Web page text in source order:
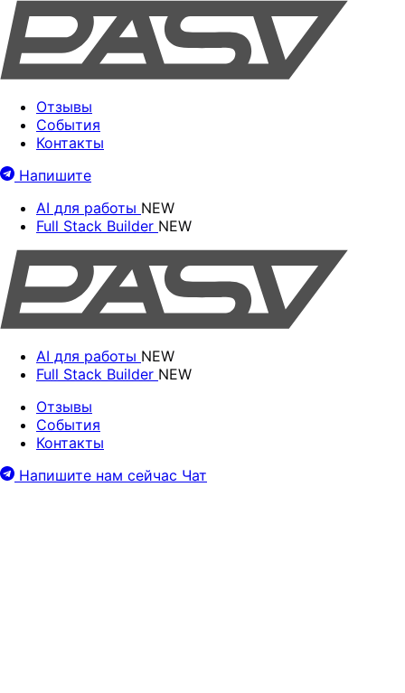
Отзывы
События
Контакты
Напишите
AI для работы NEW
Full Stack Builder NEW
AI для работы NEW
Full Stack Builder NEW
Отзывы
События
Контакты
Напишите нам сейчас Чат